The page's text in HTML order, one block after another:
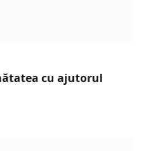
cu ajutorul